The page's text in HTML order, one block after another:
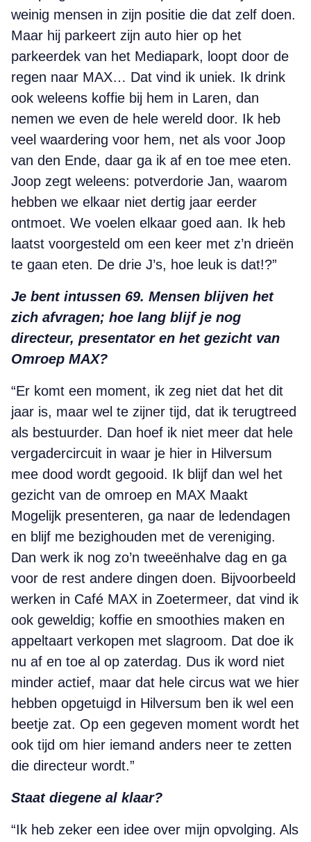
weinig mensen in zijn positie die dat zelf doen.
Maar hij parkeert zijn auto hier op het
parkeerdek van het Mediapark, loopt door de
regen naar MAX… Dat vind ik uniek. Ik drink
ook weleens koffie bij hem in Laren, dan
nemen we even de hele wereld door. Ik heb
veel waardering voor hem, net als voor Joop
van den Ende, daar ga ik af en toe mee eten.
Joop zegt weleens: potverdorie Jan, waarom
hebben we elkaar niet dertig jaar eerder
ontmoet. We voelen elkaar goed aan. Ik heb
laatst voorgesteld om een keer met z’n drieën
te gaan eten. De drie J’s, hoe leuk is dat!?”
Je bent intussen 69. Mensen blijven het
zich afvragen; hoe lang blijf je nog
directeur, presentator en het gezicht van
Omroep MAX?
“Er komt een moment, ik zeg niet dat het dit
jaar is, maar wel te zijner tijd, dat ik terugtreed
als bestuurder. Dan hoef ik niet meer dat hele
vergader­circuit in waar je hier in Hilversum
mee dood wordt gegooid. Ik blijf dan wel het
gezicht van de omroep en MAX Maakt
Mogelijk presenteren, ga naar de ledendagen
en blijf me bezighouden met de vereniging.
Dan werk ik nog zo’n tweeënhalve dag en ga
voor de rest andere dingen doen. Bijvoorbeeld
werken in Café MAX in Zoetermeer, dat vind ik
ook geweldig; koffie en smoothies maken en
appeltaart verkopen met slagroom. Dat doe ik
nu af en toe al op zaterdag. Dus ik word niet
minder actief, maar dat hele circus wat we hier
hebben opgetuigd in Hilversum ben ik wel een
beetje zat. Op een gegeven moment wordt het
ook tijd om hier iemand anders neer te zetten
die directeur wordt.”
Staat diegene al klaar?
“Ik heb zeker een idee over mijn opvolging. Als